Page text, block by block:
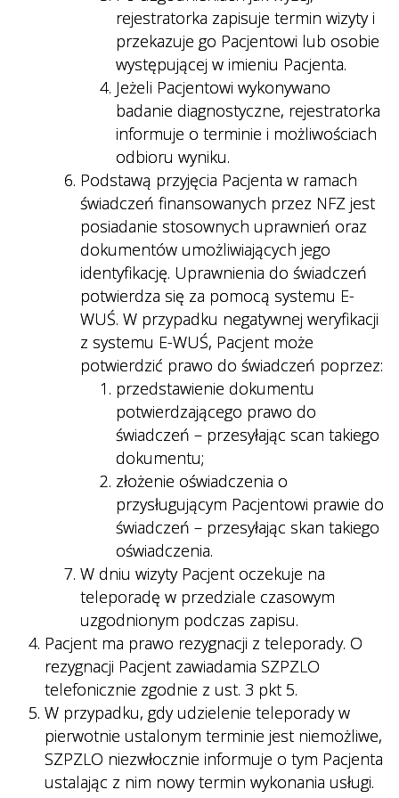
rejestratorka zapisuje termin wizyty i
przekazuje go Pacjentowi lub osobie
występującej w imieniu Pacjenta.
Jeżeli Pacjentowi wykonywano
badanie diagnostyczne, rejestratorka
informuje o terminie i możliwościach
odbioru wyniku.
Podstawą przyjęcia Pacjenta w ramach
świadczeń finansowanych przez NFZ jest
posiadanie stosownych uprawnień oraz
dokumentów umożliwiających jego
identyfikację. Uprawnienia do świadczeń
potwierdza się za pomocą systemu E-
WUŚ. W przypadku negatywnej weryfikacji
z systemu E-WUŚ, Pacjent może
potwierdzić prawo do świadczeń poprzez:
przedstawienie dokumentu
potwierdzającego prawo do
świadczeń – przesyłając scan takiego
dokumentu;
złożenie oświadczenia o
przysługującym Pacjentowi prawie do
świadczeń – przesyłając skan takiego
oświadczenia.
W dniu wizyty Pacjent oczekuje na
teleporadę w przedziale czasowym
uzgodnionym podczas zapisu.
Pacjent ma prawo rezygnacji z teleporady. O
rezygnacji Pacjent zawiadamia SZPZLO
telefonicznie zgodnie z ust. 3 pkt 5.
W przypadku, gdy udzielenie teleporady w
pierwotnie ustalonym terminie jest niemożliwe,
SZPZLO niezwłocznie informuje o tym Pacjenta
ustalając z nim nowy termin wykonania usługi.